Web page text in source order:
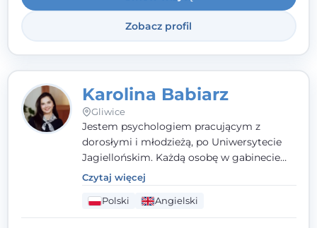
Zobacz profil
Karolina Babiarz
Gliwice
Jestem psychologiem pracującym z
dorosłymi i młodzieżą, po Uniwersytecie
Jagiellońskim. Każdą osobę w gabinecie
traktuję jak osobną historię, którą poznaję,
budując relację opartą na zaufaniu i
empatii. Przyjmuję w Poradni Teraply.pl w
Gliwicach oraz online, po polsku i po
Czytaj więcej
Polski Angielski